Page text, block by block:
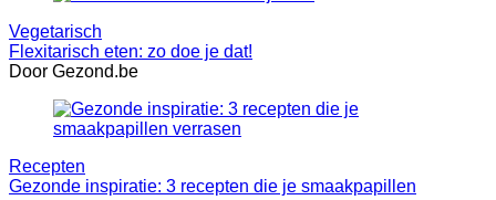
Vegetarisch
Flexitarisch eten: zo doe je dat!
Door Gezond.be
Recepten
Gezonde inspiratie: 3 recepten die je smaakpapillen